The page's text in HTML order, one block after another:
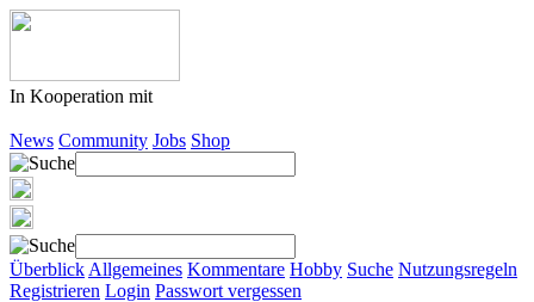
In Kooperation mit
News Community Jobs Shop
Überblick Allgemeines Kommentare Hobby Suche Nutzungsregeln
Registrieren Login Passwort vergessen